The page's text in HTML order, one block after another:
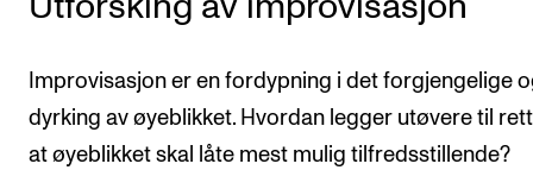
Arrangementer og konserter
Nyheter og historier
Ledige stillinger
Utforsking av improvisasjon
Improvisasjon er en fordypning i det forgjengelige
dyrking av øyeblikket. Hvordan legger utøvere til
at øyeblikket skal låte mest mulig tilfredsstillende?